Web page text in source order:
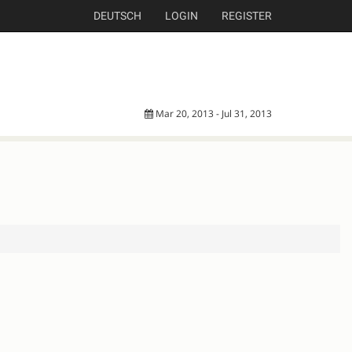
DEUTSCH LOGIN REGISTER
Mar 20, 2013 - Jul 31, 2013